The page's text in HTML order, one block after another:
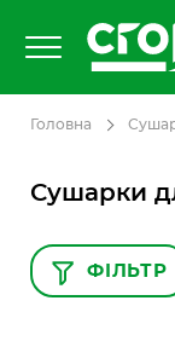
Головна
Сушарки
ФІЛЬТР